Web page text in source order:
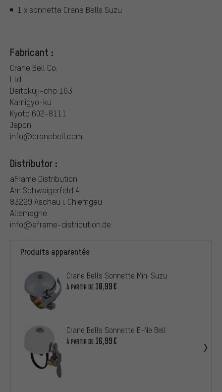
1 x sonnette Crane Bells Suzu
Fabricant :
Crane Bell Co.
Ltd.
Daitokuji-cho 163
Kamigyo-ku
Kyoto 602-8111
Japon
info@cranebell.com
Distributor :
aFrame Distribution
Am Schwaigerfeld 4
83229 Aschau i. Chiemgau
Allemagne
info@aframe-distribution.de
Produits apparentés
Crane Bells Sonnette Mini Suzu
À PARTIR DE 10,99€
Crane Bells Sonnette E-Ne Bell
À PARTIR DE 16,99€